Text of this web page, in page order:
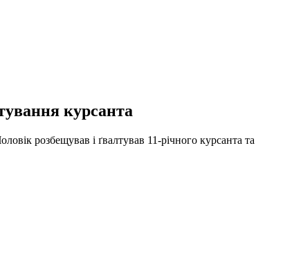
курсанта
розбещував і ґвалтував 11-річного курсанта та